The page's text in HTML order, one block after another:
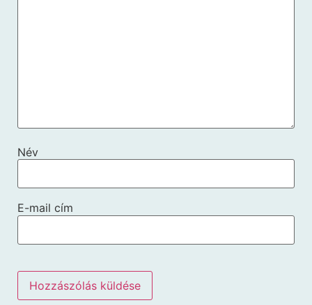
Név
E-mail cím